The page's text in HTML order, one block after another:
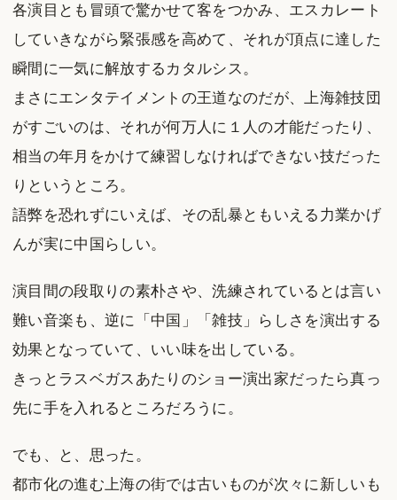
各演目とも冒頭で驚かせて客をつかみ、エスカレート
していきながら緊張感を高めて、それが頂点に達した
瞬間に一気に解放するカタルシス。
まさにエンタテイメントの王道なのだが、上海雑技団
がすごいのは、それが何万人に１人の才能だったり、
相当の年月をかけて練習しなければできない技だった
りというところ。
語弊を恐れずにいえば、その乱暴ともいえる力業かげ
んが実に中国らしい。
演目間の段取りの素朴さや、洗練されているとは言い
難い音楽も、逆に「中国」「雑技」らしさを演出する
効果となっていて、いい味を出している。
きっとラスベガスあたりのショー演出家だったら真っ
先に手を入れるところだろうに。
でも、と、思った。
都市化の進む上海の街では古いものが次々に新しいも